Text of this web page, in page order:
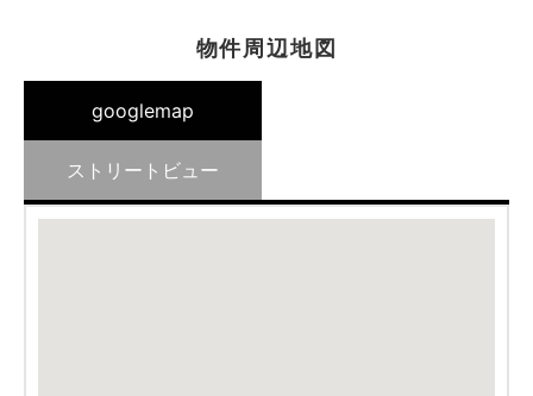
物件周辺地図
googlemap
ストリートビュー